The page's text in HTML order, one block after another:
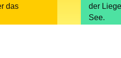
das
der
See.